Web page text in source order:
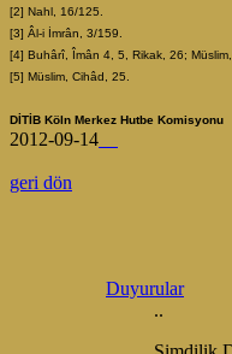
[2] Nahl, 16/125.
[3] Âl-i İmrân, 3/159.
[4] Buhârî, Îmân 4, 5, Rikak, 26;
[5] Müslim, Cihâd, 25.
DİTİB Köln Merkez Hutbe Komisyonu
2012-09-14
geri dön
Duyurular
..